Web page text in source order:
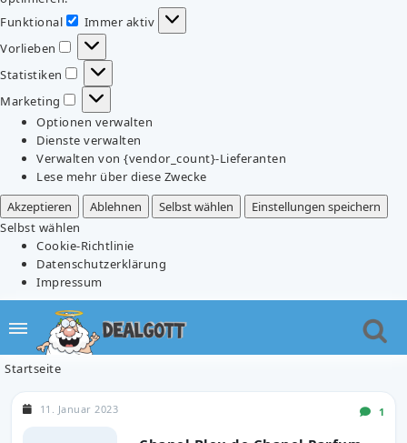
Funktional
Funktional
Immer aktiv
Vorlieben
Vorlieben
Statistiken
Statistiken
Marketing
Marketing
Optionen verwalten
Dienste verwalten
Verwalten von {vendor_count}-Lieferanten
Lese mehr über diese Zwecke
Akzeptieren
Ablehnen Selbst wählen
Einstellungen speichern
Selbst wählen
Cookie-Richtlinie
Datenschutzerklärung
Impressum
Startseite
11. Januar 2023 1